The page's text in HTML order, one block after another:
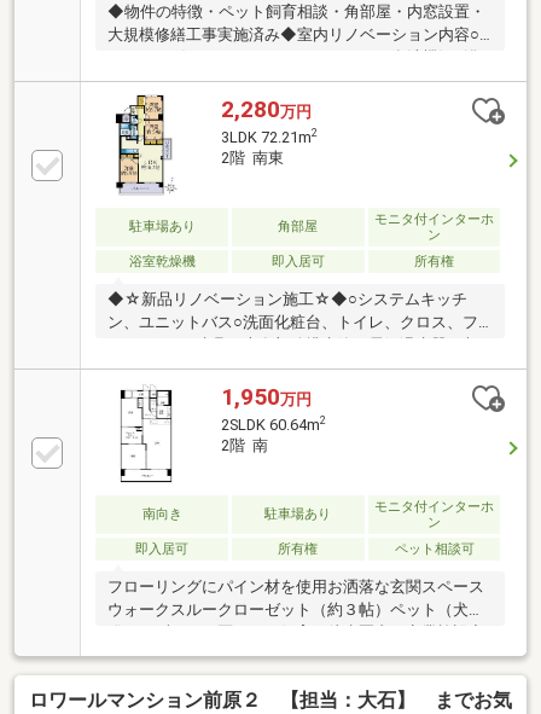
◆物件の特徴・ペット飼育相談・角部屋・内窓設置・
大規模修繕工事実施済み◆室内リノベーション内容○
キッチン〈システムキッチン・W2400・食洗機〉○浴
室〈ユニットバス・1218〉○洗面室〈シャワー付洗面
化粧台・防水パン〉○トイレ〈温水洗浄便座付トイ
レ〉○給湯設備〈電気温水器・台所リモコン付〉○配管
〈給水、給湯、排水管(専有部分)〉 ○エアコン先行配
管〈洋室1・LDK〉○共通〈建具、床：フローリング(遮
音等級LL45、LDK、洋室、廊下)、フロアタイル(玄
関、洗面室、トイレ)、壁天井：クロス貼、室内クリー
2,280万円
3LDK 72.21m2
2階 南東
駐車場あり 角部屋
モニタ付インターホ
ン
浴室乾燥機
即入居可 所有権
◆☆新品リノベーション施工☆◆○システムキッチ
ン、ユニットバス○洗面化粧台、トイレ、クロス、フ
ローリング○建具、専有部給排水管、電気温水器、収
納〇内窓二重サッシなど◆☆ココに注目☆◆〇東風小
学校・前原東中学校〇リノベーション・アフター保証
〇ペット飼育可〇敷地内駐車場相談可○オール電化・
角住戸・ＬＤＫ１６帖以上〇洋室３部屋・全居室フロ
ーリング〇浄水器・食洗器・浴室乾燥機〇照明・カー
テン・内窓二重サッシ〇南東向き・眺望＆陽当たり良
好〇住宅ローン控除適用可■ご見学予約はお気軽にど
うぞ■☆まずはお問合せ下さい→０１２０－０９２－
５５７☆
1,950万円
2SLDK 60.64m2
2階 南
南向き 駐車場あり
モニタ付インターホ
ン
即入居可
所有権 ペット相談可
フローリングにパイン材を使用お洒落な玄関スペース
ウォークスルークローゼット（約３帖）ペット（犬・
猫のいずれか一匹まで）飼育可徒歩圏内に商業施設充
実南向きで日当たり良好駐車場５０００円～６０００
円
ロワールマンション前原２ 【担当：大石】 までお気